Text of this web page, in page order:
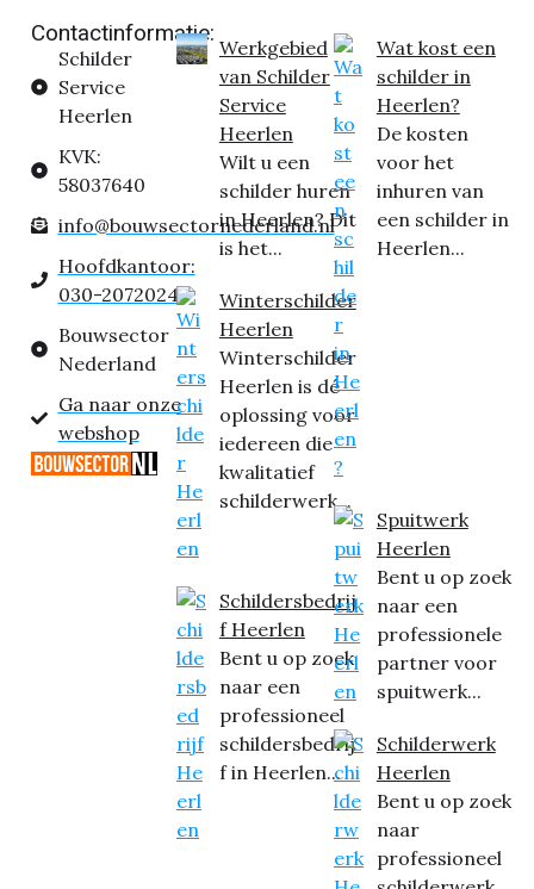
Contactinformatie:
Schilder
Service
Heerlen
KVK:
58037640
info@bouwsectornederland.nl
Hoofdkantoor:
030-2072024
Bouwsector
Nederland
Ga naar onze
webshop
Werkgebied
van Schilder
Service
Heerlen
Wilt u een
schilder huren
in Heerlen? Dit
is het...
Winterschilder
Heerlen
Winterschilder
Heerlen is dé
oplossing voor
iedereen die
kwalitatief
schilderwerk...
Schildersbedrij
f Heerlen
Bent u op zoek
naar een
professioneel
schildersbedrij
f in Heerlen...
Wat kost een
schilder in
Heerlen?
De kosten
voor het
inhuren van
een schilder in
Heerlen...
Spuitwerk
Heerlen
Bent u op zoek
naar een
professionele
partner voor
spuitwerk...
Schilderwerk
Heerlen
Bent u op zoek
naar
professioneel